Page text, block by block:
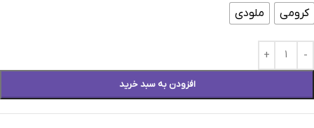
کرومی
ملودی
افزودن به سبد خرید